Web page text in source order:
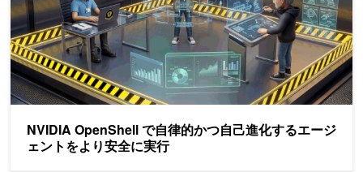
NVIDIA OpenShell で自律的かつ自己進化するエージ
ェントをより安全に実行